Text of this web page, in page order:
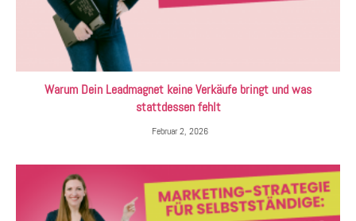
Warum Dein Leadmagnet keine Verkäufe bringt und was
stattdessen fehlt
Februar 2, 2026